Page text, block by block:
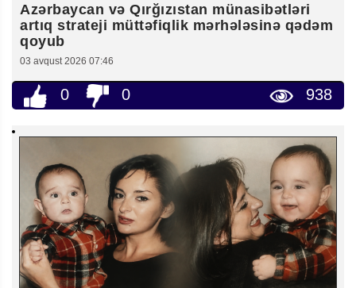
Azərbaycan və Qırğızıstan münasibətləri
artıq strateji müttəfiqlik mərhələsinə qədəm
qoyub
03 avqust 2026 07:46
0 0 938